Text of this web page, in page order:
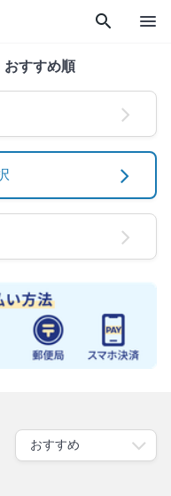
search menu
おすすめ順